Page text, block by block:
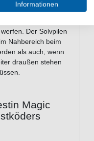
hat eine sehr
Der Solvpilen
Nahbereich beim
als auch, wenn
draußen stehen
Magic
Informationen